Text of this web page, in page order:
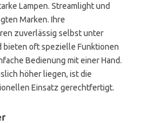
Lampen. Streamlight und
Marken. Ihre
zuverlässig selbst unter
bieten oft spezielle Funktionen
Bedienung mit einer Hand.
höher liegen, ist die
Einsatz gerechtfertigt.